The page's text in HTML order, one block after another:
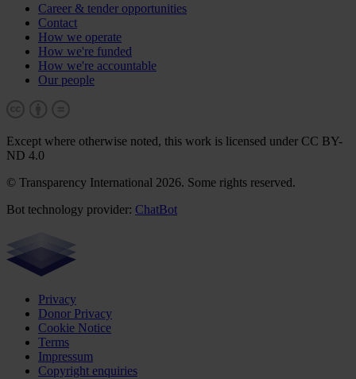
Career & tender opportunities
Contact
How we operate
How we're funded
How we're accountable
Our people
Except where otherwise noted, this work is licensed under CC BY-
ND 4.0
© Transparency International 2026. Some rights reserved.
Bot technology provider: ChatBot
Privacy
Donor Privacy
Cookie Notice
Terms
Impressum
Copyright enquiries